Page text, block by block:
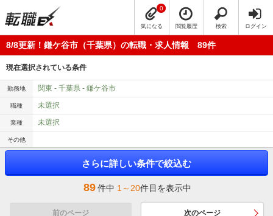
気になる
0
閲覧履歴 検索 ログイン
8/8更新！鎌ケ谷市（千葉県）の転職・求人情報 89件
現在選択されている条件
勤務地 関東 - 千葉県 - 鎌ケ谷市
職種 未選択
業種 未選択
その他
さらに詳しい条件で絞込む
89件中 1～20件目を表示中
前のページ 次のページ